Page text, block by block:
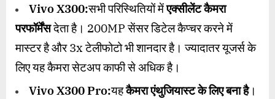
Vivo X300:सभी परिस्थितियों मेंएक्सीलेंट कैमरा
परफॉर्मेंसदेता है। 200MP सेंसर डिटेल कैप्चर करने में
मास्टर है और 3x टेलीफोटो भी शानदार है। ज्यादातर यूजर्स के
लिए यह कैमरा सेटअप काफी से अधिक है।
Vivo X300 Pro:यहकैमरा एंथुजियास्ट के लिए बना है।